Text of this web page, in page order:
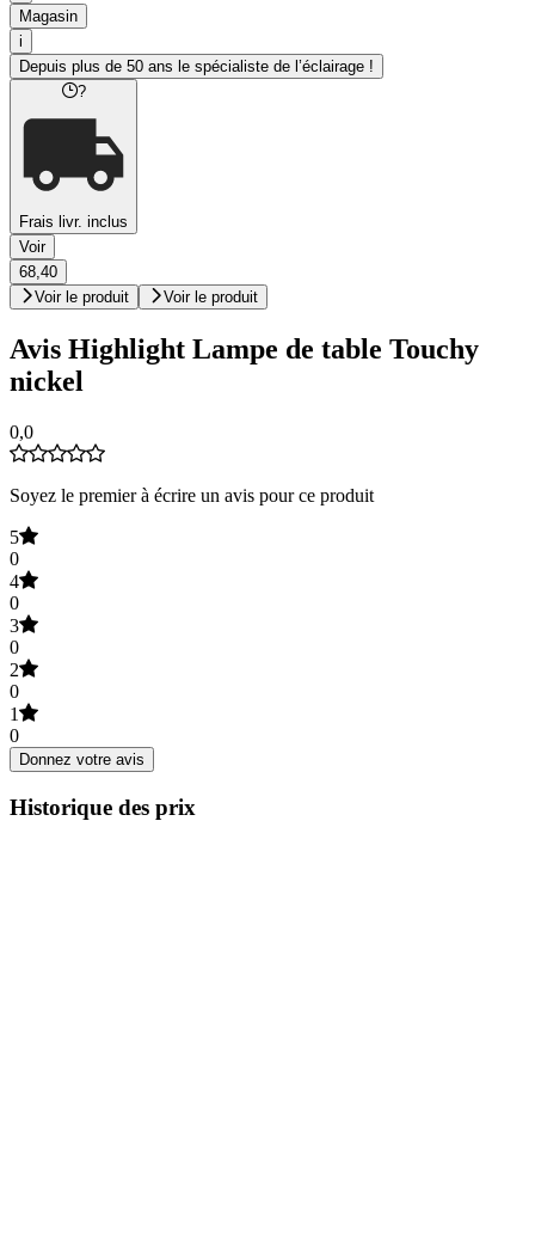
Magasin
i
Depuis plus de 50 ans le spécialiste de l’éclairage !
?
Frais livr. inclus
Voir
68,40
Voir le produit
Voir le produit
Avis Highlight Lampe de table Touchy
nickel
0,0
Soyez le premier à écrire un avis pour ce produit
5
0
4
0
3
0
2
0
1
0
Donnez votre avis
Historique des prix